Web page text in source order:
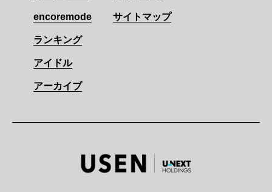
encoremode
ランキング
アイドル
アーカイブ
サイトマップ